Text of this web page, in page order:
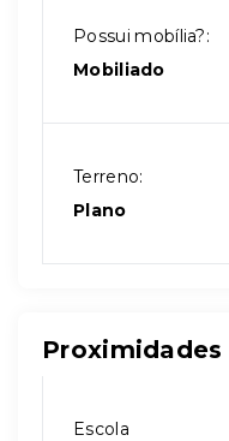
Possui mobília?:
Mobiliado
Terreno:
Plano
Proximidades
Escola